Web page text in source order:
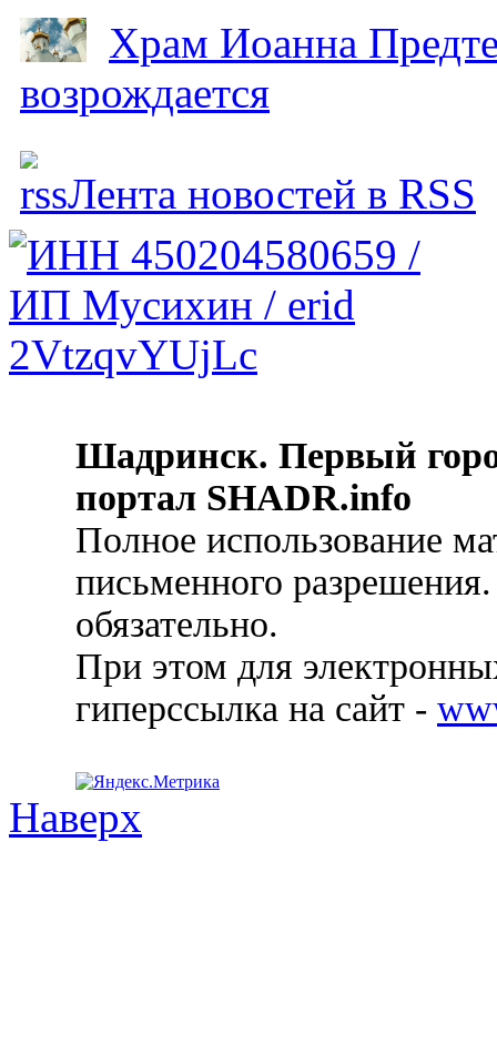
Храм Иоанна
возрождается
Лента новостей в RSS
Шадринск. Первый
портал SHADR.info
Полное использование
письменного
обязательно.
При этом для
гиперссылка на сайт -
Наверх